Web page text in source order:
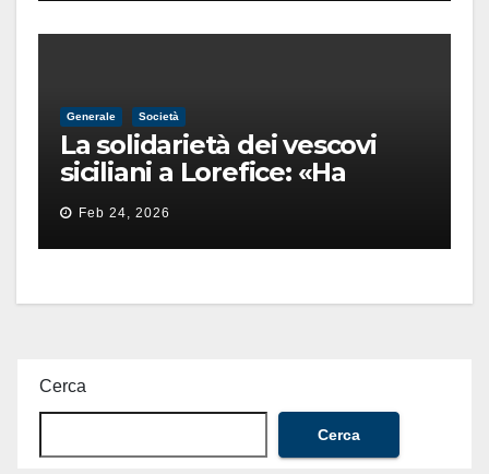
Generale Società
La solidarietà dei vescovi
siciliani a Lorefice: «Ha
difeso il valore e la dignità
dell’umanità»
Feb 24, 2026
Cerca
Cerca